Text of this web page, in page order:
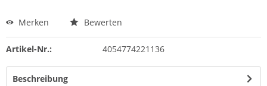
Merken Bewerten
Artikel-Nr.: 4054774221136
Beschreibung